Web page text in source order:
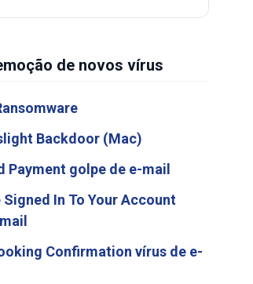
de novos vírus
Backdoor (Mac)
Payment golpe de e-mail
Signed In To Your Account
Confirmation vírus de e-